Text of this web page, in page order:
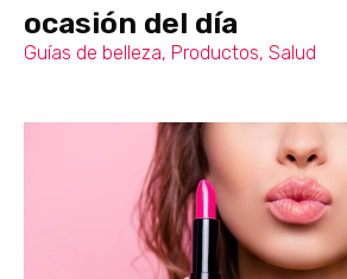
ocasión del día
Guías de belleza, Productos, Salud